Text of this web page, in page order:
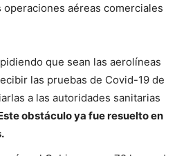
operaciones aéreas comerciales
que sean las aerolíneas
las pruebas de Covid-19 de
a las autoridades sanitarias
obstáculo ya fue resuelto en